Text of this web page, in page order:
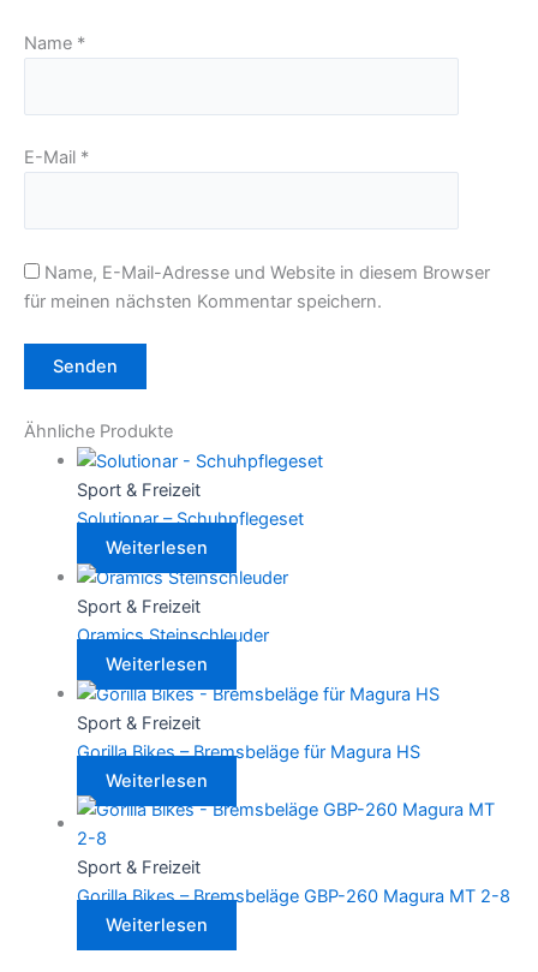
Name *
E-Mail *
Name, E-Mail-Adresse und Website in diesem Browser
für meinen nächsten Kommentar speichern.
Ähnliche Produkte
Sport & Freizeit
Solutionar – Schuhpflegeset
Weiterlesen
Sport & Freizeit
Oramics Steinschleuder
Weiterlesen
Sport & Freizeit
Gorilla Bikes – Bremsbeläge für Magura HS
Weiterlesen
Sport & Freizeit
Gorilla Bikes – Bremsbeläge GBP-260 Magura MT 2-8
Weiterlesen